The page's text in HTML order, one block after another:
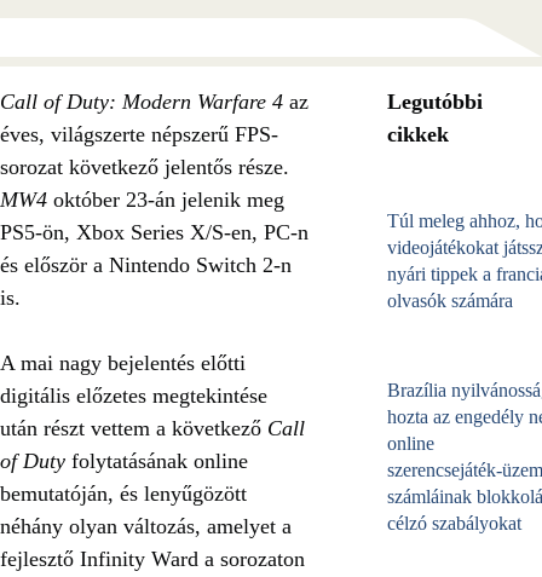
Call of Duty: Modern Warfare 4 az
éves, világszerte népszerű FPS-
sorozat következő jelentős része.
MW4 október 23-án jelenik meg
PS5-ön, Xbox Series X/S-en, PC-n
és először a Nintendo Switch 2-n
is.
A mai nagy bejelentés előtti
digitális előzetes megtekintése
után részt vettem a következő Call
of Duty folytatásának online
bemutatóján, és lenyűgözött
néhány olyan változás, amelyet a
fejlesztő Infinity Ward a sorozaton
Legutóbbi
cikkek
Túl meleg ahhoz,
videojátékokat
nyári tippek a
olvasók számára
Brazília
hozta az engedély
online
számláinak
célzó szabályokat